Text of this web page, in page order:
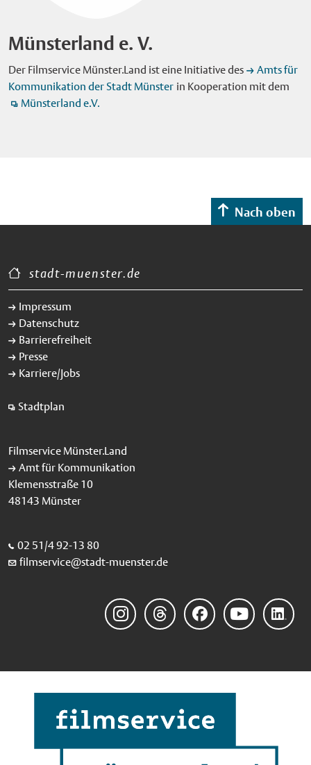
Münsterland e. V.
Der Filmservice Münster.Land ist eine Initiative des
Amts für
Kommunikation der Stadt Münster in Kooperation mit dem
Münsterland e.V.
Nach oben
stadt-muenster.de
Impressum
Datenschutz
Barrierefreiheit
Presse
Karriere/Jobs
Stadtplan
Filmservice Münster.Land
Amt für Kommunikation
Klemensstraße 10
48143 Münster
02 51/4 92-13 80
filmservice@stadt-muenster.de